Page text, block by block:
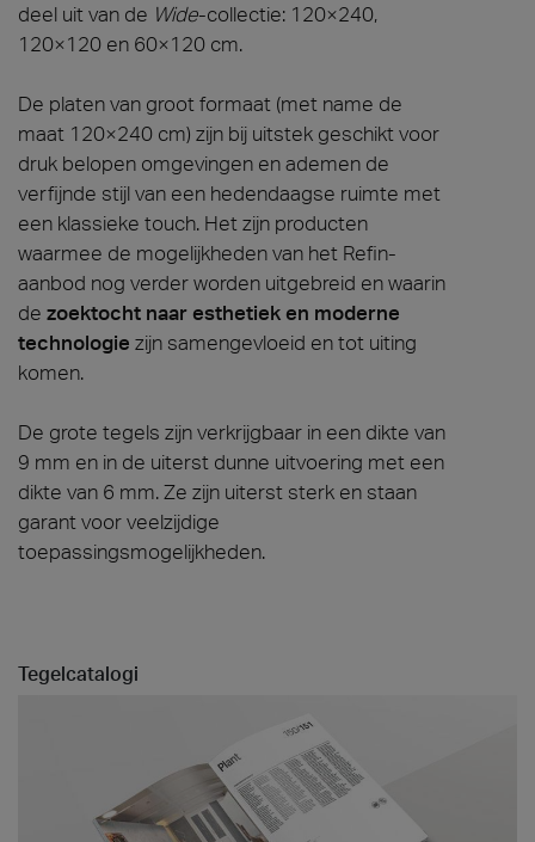
deel uit van de Wide-collectie: 120×240,
120×120 en 60×120 cm.
De platen van groot formaat (met name de
maat 120×240 cm) zijn bij uitstek geschikt voor
druk belopen omgevingen en ademen de
verfijnde stijl van een hedendaagse ruimte met
een klassieke touch. Het zijn producten
waarmee de mogelijkheden van het Refin-
aanbod nog verder worden uitgebreid en waarin
de zoektocht naar esthetiek en moderne
technologie zijn samengevloeid en tot uiting
komen.
De grote tegels zijn verkrijgbaar in een dikte van
9 mm en in de uiterst dunne uitvoering met een
dikte van 6 mm. Ze zijn uiterst sterk en staan
garant voor veelzijdige
toepassingsmogelijkheden.
Tegelcatalogi